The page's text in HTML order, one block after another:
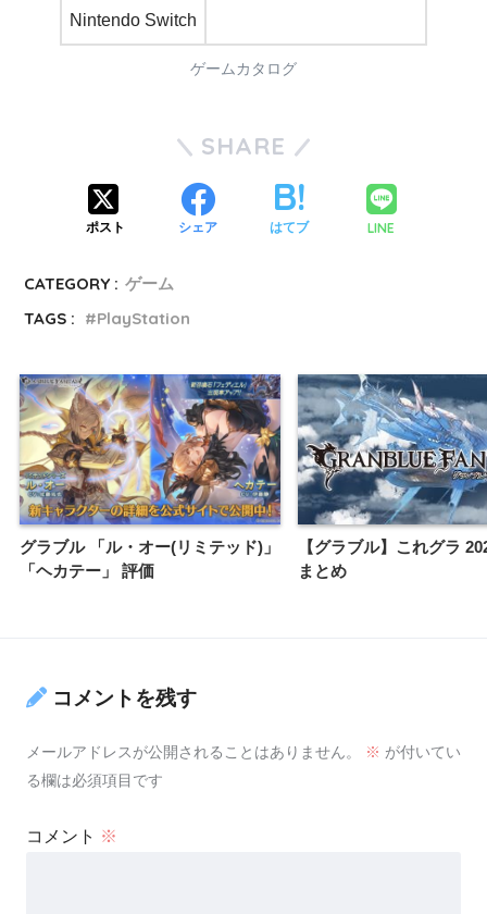
Nintendo Switch
ゲームカタログ
SHARE
ポスト シェア はてブ LINE
CATEGORY : ゲーム
TAGS :
PlayStation
グラブル 「ル・オー(リミテッド)」
「ヘカテー」 評価
【グラブル】これグラ
まとめ
コメントを残す
メールアドレスが公開されることはありません。 ※ が付いてい
る欄は必須項目です
コメント ※